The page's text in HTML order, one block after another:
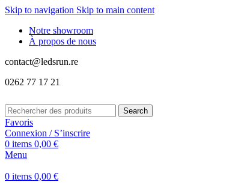
Skip to navigation Skip to main content
Notre showroom
À propos de nous
contact@ledsrun.re
0262 77 17 21
Search
Favoris
Connexion / S’inscrire
0 items 0,00 €
Menu
0 items 0,00 €